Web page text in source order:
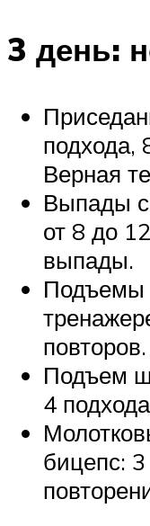
3 день:
подхода,
Верная
Выпады с
от 8 до
выпады.
Подъемы
повторов.
Подъем
4
бицепс: